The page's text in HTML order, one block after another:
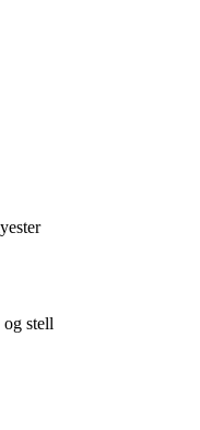
stell